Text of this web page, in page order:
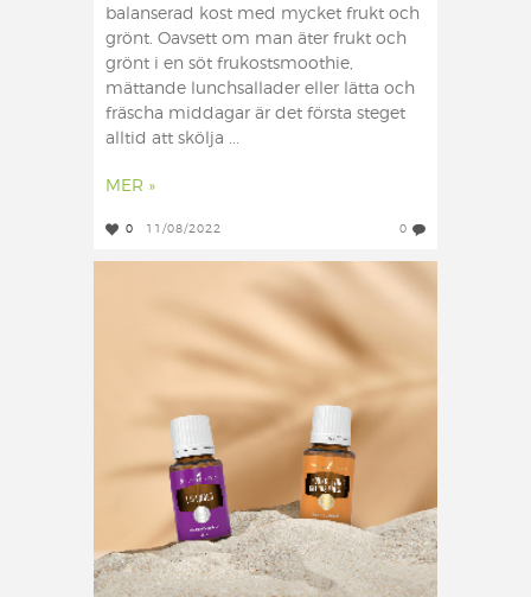
balanserad kost med mycket frukt och
grönt. Oavsett om man äter frukt och
grönt i en söt frukostsmoothie,
mättande lunchsallader eller lätta och
fräscha middagar är det första steget
alltid att skölja ...
MER »
0 11/08/2022 0